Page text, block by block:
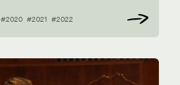
#2020 #2021 #2022